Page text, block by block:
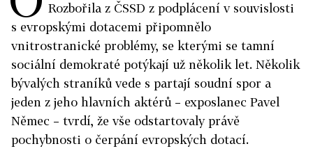
Rozbořila z ČSSD z podplácení v souvislosti
s evropskými dotacemi připomnělo
vnitrostranické problémy, se kterými se tamní
sociální demokraté potýkají už několik let. Několik
bývalých straníků vede s partají soudní spor a
jeden z jeho hlavních aktérů – exposlanec Pavel
Němec – tvrdí, že vše odstartovaly právě
pochybnosti o čerpání evropských dotací.